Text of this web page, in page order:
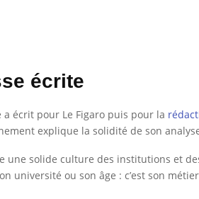
écrite
a écrit pour Le Figaro puis pour la
explique la solidité de son
une solide culture des institutions et
université ou son âge : c’est son